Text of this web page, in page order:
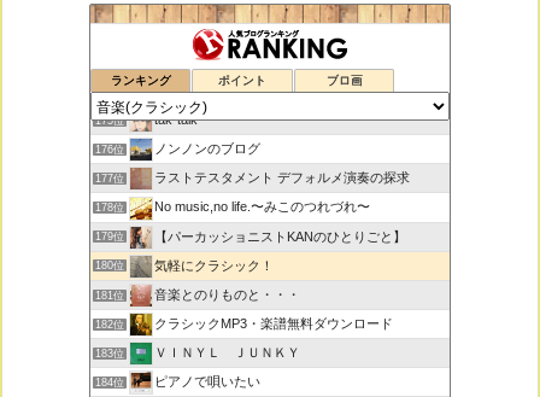
ランキング ポイント ブロ画
室内楽コンサート・レッスンいたします
174位 ボチェッリ、イタリア、アモーレ！
175位 tak-talk
176位 ノンノンのブログ
177位 ラストテスタメント デフォルメ演奏の探求
178位 No music,no life.〜みこのつれづれ〜
179位 【パーカッショニストKANのひとりごと】
180位 気軽にクラシック！
181位 音楽とのりものと・・・
182位 クラシックMP3・楽譜無料ダウンロード
183位 ＶＩＮＹＬ ＪＵＮＫＹ
184位 ピアノで唄いたい